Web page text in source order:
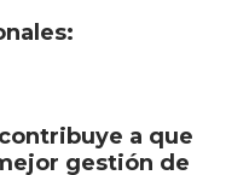
a que
gestión de